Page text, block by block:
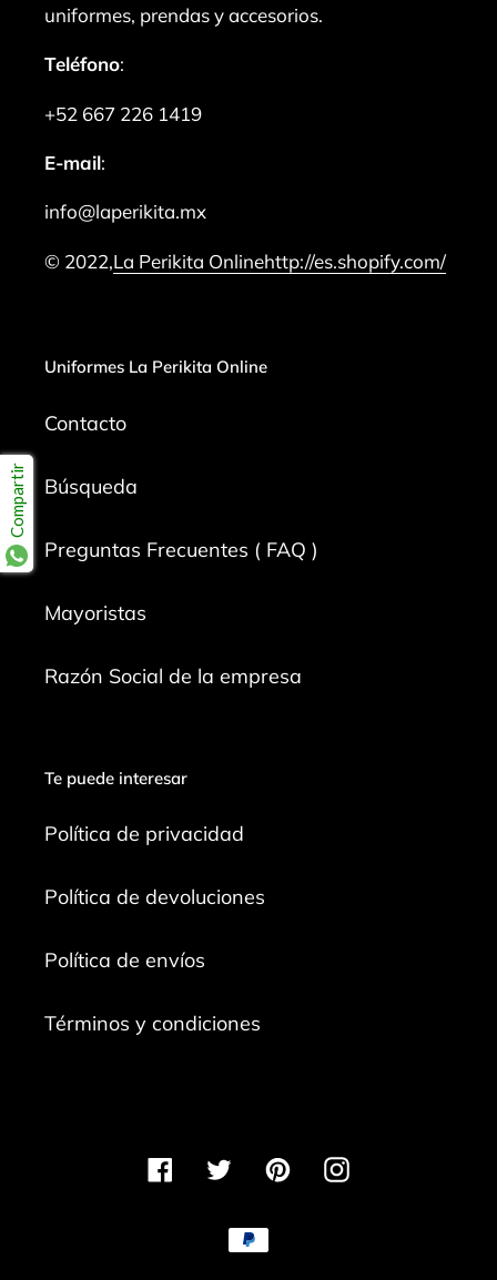
uniformes, prendas y accesorios.
Teléfono:
+52 667 226 1419
E-mail:
info@laperikita.mx
© 2022,La Perikita Onlinehttp://es.shopify.com/
Uniformes La Perikita Online
Contacto
Búsqueda
Preguntas Frecuentes ( FAQ )
Mayoristas
Razón Social de la empresa
Te puede interesar
Política de privacidad
Política de devoluciones
Política de envíos
Términos y condiciones
FacebookTwitterPinterestInstagram
Métodos
de
Compartir